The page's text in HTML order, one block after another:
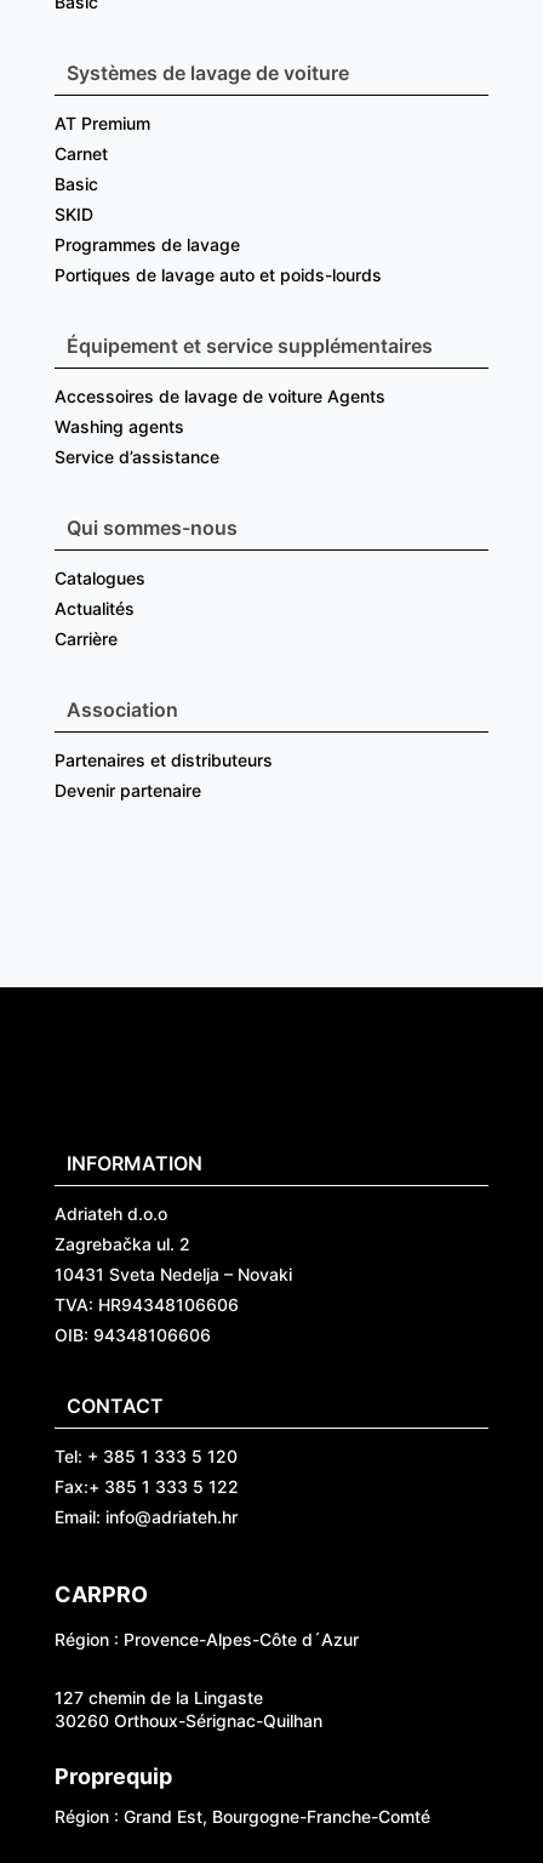
Systèmes de lavage de voiture
AT Premium
Carnet
Basic
SKID
Programmes de lavage
Portiques de lavage auto et poids-lourds
Équipement et service supplémentaires
Accessoires de lavage de voiture Agents
Washing agents
Service d’assistance
Qui sommes-nous
Catalogues
Actualités
Carrière
Association
Partenaires et distributeurs
Devenir partenaire
INFORMATION
Adriateh d.o.o
Zagrebačka ul. 2
10431 Sveta Nedelja – Novaki
TVA: HR94348106606
OIB: 94348106606
CONTACT
Tel: + 385 1 333 5 120
Fax:+ 385 1 333 5 122
Email: info@adriateh.hr
CARPRO
Région : Provence-Alpes-Côte d´Azur
127 chemin de la Lingaste
30260 Orthoux-Sérignac-Quilhan
Proprequip
Région : Grand Est, Bourgogne-Franche-Comté